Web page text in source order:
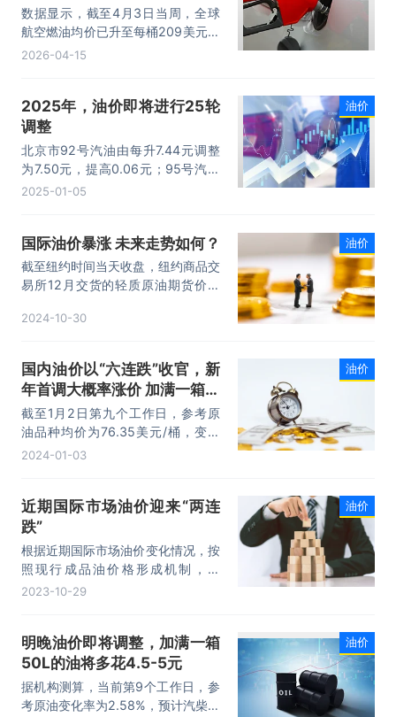
数据显示，截至4月3日当周，全球
航空燃油均价已升至每桶209美元，
较2月27日当周的99.4美元翻了一番
2026-04-15
2025年，油价即将进行25轮
调整
北京市92号汽油由每升7.44元调整
为7.50元，提高0.06元；95号汽油
由每升7.92元调整为7.98元，提高
2025-01-05
油价
国际油价暴涨 未来走势如何？
截至纽约时间当天收盘，纽约商品交
易所12月交货的轻质原油期货价格
元，跌幅为6.13%；12月交货的伦敦
元，收于每桶71.42美元，跌幅为
6.09%。
2024-10-30
油价
国内油价以“六连跌”收官，新
年首调大概率涨价 加满一箱多
花8.5元
截至1月2日第九个工作日，参考原
油品种均价为76.35美元/桶，变化
率为4.37%，对应的国内汽柴油零售
盘，国内第9个工作日参考原油变化
率为5.09%，对应汽柴油上调幅度均
为220元/吨，折升价92号汽油、95
号汽油、0号柴油分别上调0.17元、
0.18元、0.19元。
2024-01-03
油价
近期国际市场油价迎来“两连
跌”
根据近期国际市场油价变化情况，按
照现行成品油价格形成机制，自
2023年5月16日24时起，国内汽、
2023-10-29
油价
明晚油价即将调整，加满一箱
50L的油将多花4.5-5元
据机构测算，当前第9个工作日，参
考原油变化率为2.58%，预计汽柴油
油价